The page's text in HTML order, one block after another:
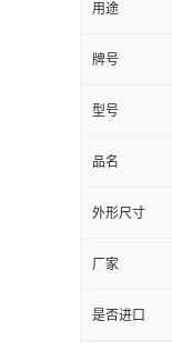
用途
牌号
型号
品名
外形尺寸
厂家
是否进口